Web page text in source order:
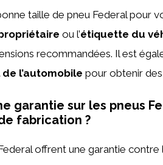
taille de pneu Federal pour
ou l’étiquette du
recommandées. Il est
l’automobile pour obtenir
garantie sur les pneus
fabrication ?
offrent une garantie